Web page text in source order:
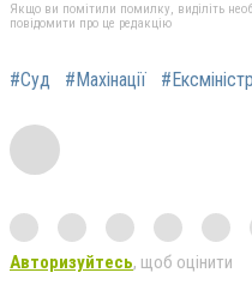
Якщо ви помітили помилку, виділіть
повідомити про це редакцію
#Суд #Махінації #Ексміністр
Авторизуйтесь, щоб оцінити